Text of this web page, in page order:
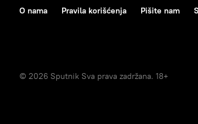
O nama Pravila korišćenja Pišite nam
© 2026 Sputnik Sva prava zadržana. 18+